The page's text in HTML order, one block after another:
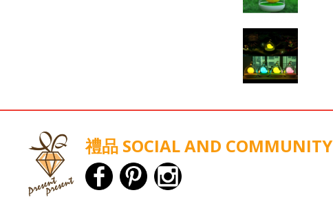
禮品 SOCIAL AND COMMUNITY